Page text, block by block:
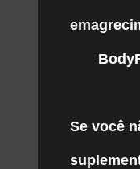
BodyFit
Se você